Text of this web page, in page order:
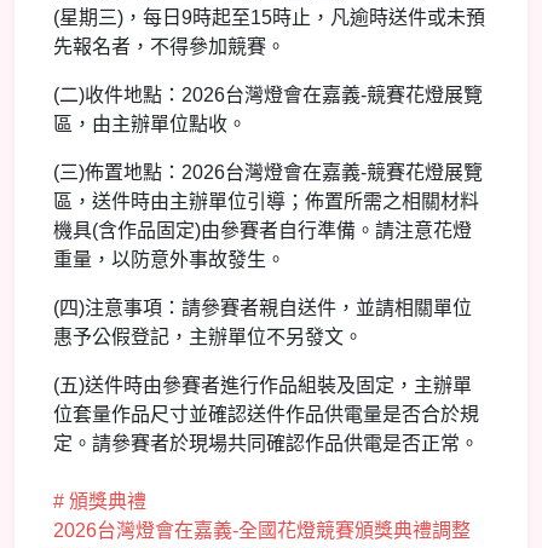
(星期三)，每日9時起至15時止，凡逾時送件或未預
先報名者，不得參加競賽。
(二)收件地點：2026台灣燈會在嘉義-競賽花燈展覽
區，由主辦單位點收。
(三)佈置地點：2026台灣燈會在嘉義-競賽花燈展覽
區，送件時由主辦單位引導；佈置所需之相關材料
機具(含作品固定)由參賽者自行準備。請注意花燈
重量，以防意外事故發生。
(四)注意事項：請參賽者親自送件，並請相關單位
惠予公假登記，主辦單位不另發文。
(五)送件時由參賽者進行作品組裝及固定，主辦單
位套量作品尺寸並確認送件作品供電量是否合於規
定。請參賽者於現場共同確認作品供電是否正常。
# 頒獎典禮
2026台灣燈會在嘉義-全國花燈競賽頒獎典禮調整